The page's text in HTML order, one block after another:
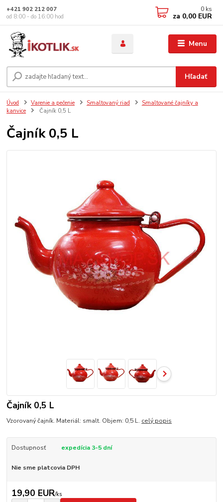
Menu
Hľadať
+421 902 212 007
od 8:00 - do 16:00 hod
0 ks
za 0,00 EUR
Úvod Varenie a pečenie Smaltovaný riad
Smaltované čajníky a
kanvice
Čajník 0,5 L
Čajník 0,5 L
Čajník 0,5 L
Vzorovaný čajník. Materiál: smalt. Objem: 0,5 L. celý popis
Dostupnosť expedícia 3-5 dní
Nie sme platcovia DPH
19,90 EUR/ks